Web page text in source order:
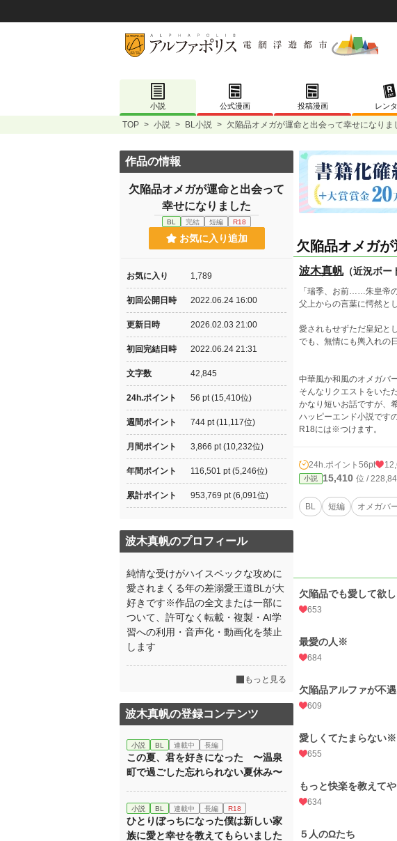
小説 公式漫画 投稿漫画 レン
TOP > 小説 > BL小説 > 欠陥品オメガが運命と出会って幸せになりま
欠陥品オメガ
波木真帆（近況ボー
「瑞季、お前……朱皇帝
父上からの言葉に愕然と
愛されもせずただ皇妃と
でも、無情にも輿入れの
中華風か和風のオメガバ
そんなリクエストをいた
かなり短いお話ですが、
ハッピーエンド小説です
R18には※つけます。
24h.ポイント 56pt
小説 15,410 位 /
BL 短編 オメガバ
欠陥品でも愛して欲
653
最愛の人※
684
欠陥品アルファが不
609
愛しくてたまらない※
655
もっと快楽を教えて
634
５人のΩたち
作品の情報
欠陥品オメガが運命と出会って
幸せになりました
BL 完結 短編 R18
お気に入り追加
お気に入り 1,789
初回公開日時 2022.06.24 16:00
更新日時 2026.02.03 21:00
初回完結日時 2022.06.24 21:31
文字数 42,845
24h.ポイント 56 pt (15,410位)
週間ポイント 744 pt (11,117位)
月間ポイント 3,866 pt (10,232位)
年間ポイント 116,501 pt (5,246位)
累計ポイント 953,769 pt (6,091位)
波木真帆のプロフィール
純情な受けがハイスペックな攻めに
愛されまくる年の差溺愛王道BLが大
好きです※作品の全文または一部に
ついて、許可なく転載・複製・AI学
習への利用・音声化・動画化を禁止
します
もっと見る
波木真帆の登録コンテンツ
小説 BL 連載中 長編
この夏、君を好きになった 〜温泉
町で過ごした忘れられない夏休み〜
小説 BL 連載中 長編 R18
ひとりぼっちになった僕は新しい家
族に愛と幸せを教えてもらいました